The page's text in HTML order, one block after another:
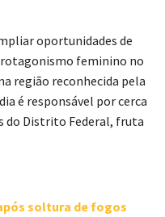
oportunidades de
feminino no
região reconhecida pela
é responsável por cerca
do Distrito Federal, fruta
soltura de fogos